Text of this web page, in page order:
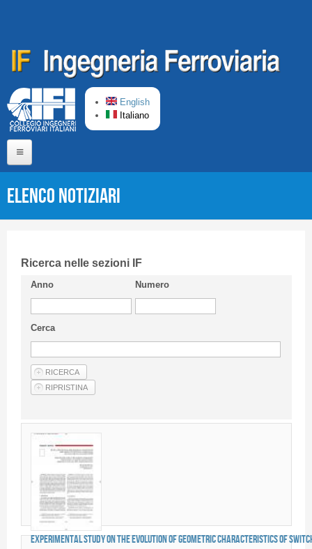
English
Italiano
CIFI in breve
Linee Guida
Privacy Policy
Articoli
Fornitori di prodotti e servizi
Elenco Notiziari
Ricerca nelle sezioni IF
Anno Numero
Cerca
Experimental study on the evolution of geometric characteristics of